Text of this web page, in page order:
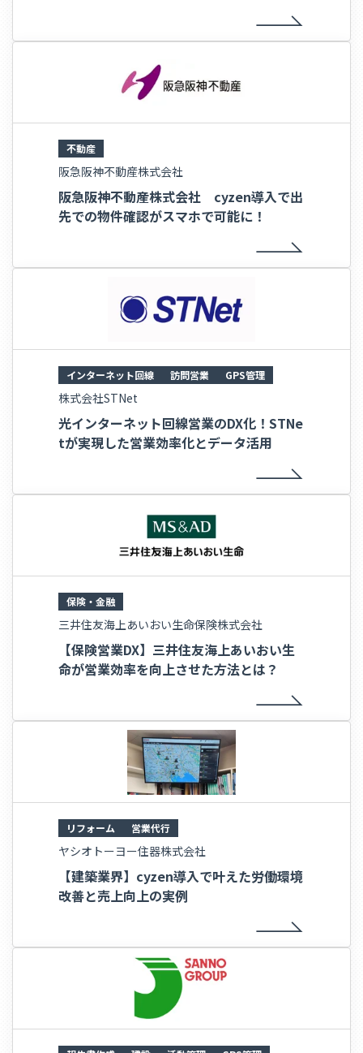
不動産
阪急阪神不動産株式会社
阪急阪神不動産株式会社 cyzen導入で出
先での物件確認がスマホで可能に！
インターネット回線 訪問営業 GPS管理
株式会社STNet
光インターネット回線営業のDX化！STNe
tが実現した営業効率化とデータ活用
保険・金融
三井住友海上あいおい生命保険株式会社
【保険営業DX】三井住友海上あいおい生
命が営業効率を向上させた方法とは？
リフォーム 営業代行
ヤシオトーヨー住器株式会社
【建築業界】cyzen導入で叶えた労働環境
改善と売上向上の実例